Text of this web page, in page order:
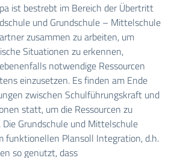
ist bestrebt im Bereich der Übertritt
und Grundschule – Mittelschule
zusammen zu arbeiten, um
Situationen zu erkennen,
notwendige Ressourcen
einzusetzen. Es finden am Ende
zwischen Schulführungskraft und
statt, um die Ressourcen zu
Grundschule und Mittelschule
funktionellen Plansoll Integration, d.h.
so genutzt, dass